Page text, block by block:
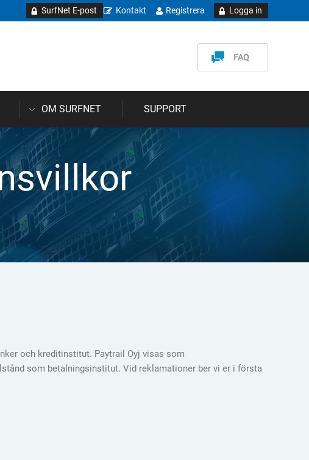
SurfNet E-post Kontakt Registrera Logga in
FAQ
OM SURFNET SUPPORT
och kreditinstitut. Paytrail Oyj visas som
som betalningsinstitut. Vid reklamationer ber vi er i första